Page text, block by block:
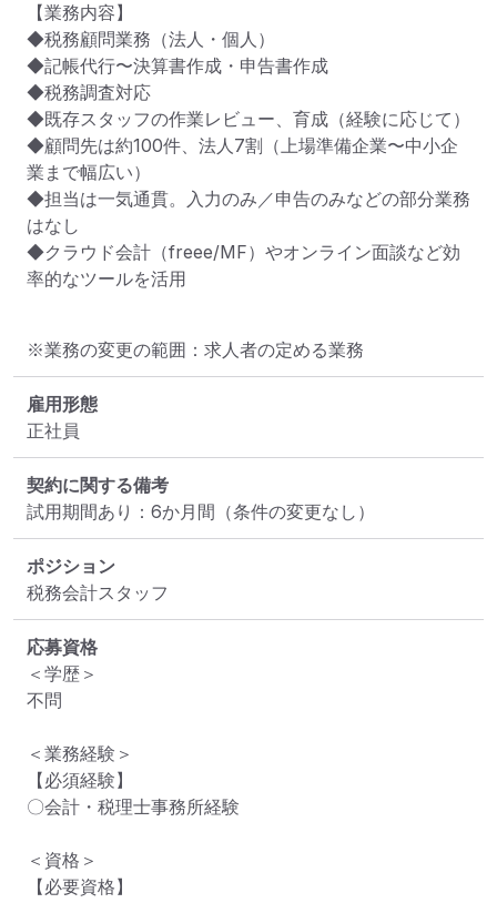
【業務内容】
◆税務顧問業務（法人・個人）
◆記帳代行〜決算書作成・申告書作成
◆税務調査対応
◆既存スタッフの作業レビュー、育成（経験に応じて）
◆顧問先は約100件、法人7割（上場準備企業〜中小企
業まで幅広い）
◆担当は一気通貫。入力のみ／申告のみなどの部分業務
はなし
◆クラウド会計（freee/MF）やオンライン面談など効
率的なツールを活用
※業務の変更の範囲：求人者の定める業務
雇用形態
正社員
契約に関する備考
試用期間あり：6か月間（条件の変更なし）
ポジション
税務会計スタッフ
応募資格
＜学歴＞
不問
＜業務経験＞
【必須経験】
〇会計・税理士事務所経験
＜資格＞
【必要資格】